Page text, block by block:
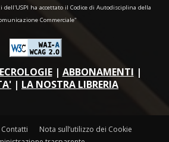
dell'USPI ha accettato il Codice di Autodisciplina della
Commerciale"
| ABBONAMENTI |
| LA NOSTRA LIBRERIA
Contatti
Nota sull’utilizzo dei Cookie